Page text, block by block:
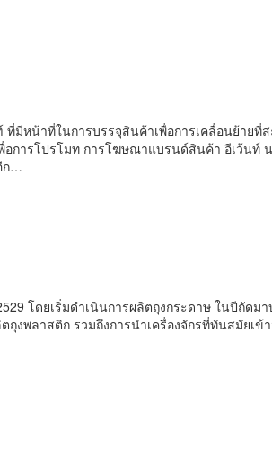
มีหน้าที่ในการบรรจุสินค้าเพื่อการเคลื่อนย้ายที่
อการโปรโมท การโฆษณาแบรนด์สินค้า อีเว้นท์
ก…
โดยเริ่มดำเนินการผลิตถุงกระดาษ ในปีถัดม
งพลาสติก รวมถึงการนำเครื่องจักรที่ทันสมัยเ